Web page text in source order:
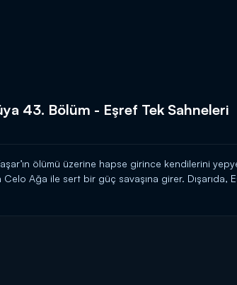
43. Bölüm - Eşref Tek Sahneleri
ölümü üzerine hapse girince kendilerini
Celo Ağa ile sert bir güç savaşına girer. Dışarıda,
yapar. Bu süreçte artan stresi, hamileliğini